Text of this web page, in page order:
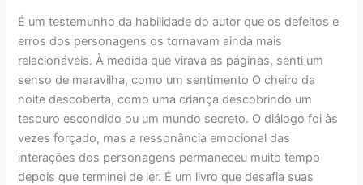
É um testemunho da habilidade do autor que os defeitos e
erros dos personagens os tornavam ainda mais
relacionáveis. À medida que virava as páginas, senti um
senso de maravilha, como um sentimento O cheiro da
noite descoberta, como uma criança descobrindo um
tesouro escondido ou um mundo secreto. O diálogo foi às
vezes forçado, mas a ressonância emocional das
interações dos personagens permaneceu muito tempo
depois que terminei de ler. É um livro que desafia suas